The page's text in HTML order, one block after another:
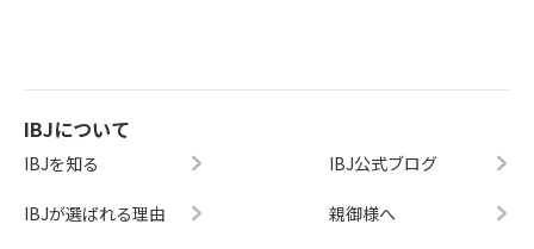
IBJについて
IBJを知る
IBJが選ばれる理由
IBJ公式ブログ
親御様へ